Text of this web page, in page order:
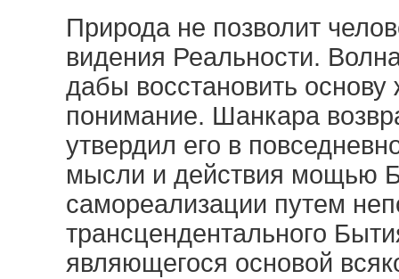
Природа не позволит
видения Реальности.
дабы восстановить основу
понимание. Шанкара
утвердил его в
мысли и действия мощью
самореализации путем
трансцендентального
являющегося основой